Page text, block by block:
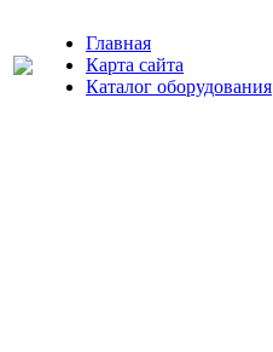
Главная
Карта сайта
Каталог оборудования